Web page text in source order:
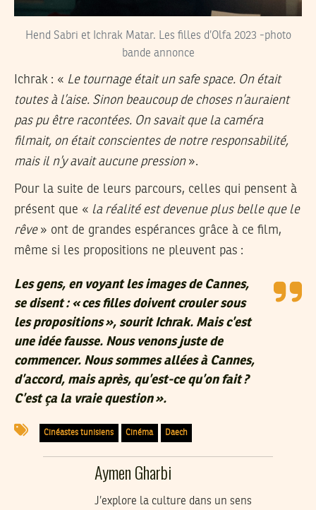
Hend Sabri et Ichrak Matar. Les filles d’Olfa 2023 -photo
bande annonce
Ichrak : « Le tournage était un safe space. On était
toutes à l’aise. Sinon beaucoup de choses n’auraient
pas pu être racontées. On savait que la caméra
filmait, on était conscientes de notre responsabilité,
mais il n’y avait aucune pression».
Pour la suite de leurs parcours, celles qui pensent à
présent que « la réalité est devenue plus belle que le
rêve» ont de grandes espérances grâce à ce film,
même si les propositions ne pleuvent pas :
Les gens, en voyant les images de Cannes,
se disent : « ces filles doivent crouler sous
les propositions », sourit Ichrak. Mais c’est
une idée fausse. Nous venons juste de
commencer. Nous sommes allées à Cannes,
d’accord, mais après, qu’est-ce qu’on fait ?
C’est ça la vraie question ».
Cinéastes tunisiens Cinéma Daech
Aymen Gharbi
J’explore la culture dans un sens